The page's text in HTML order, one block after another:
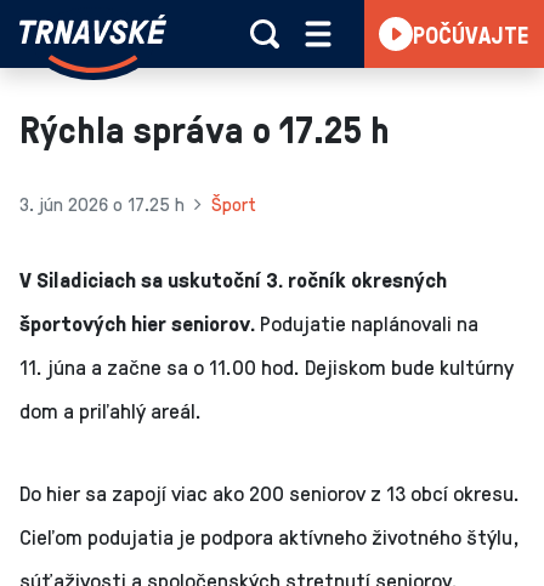
Skočiť na obsah
Trnavské
Vieme,
čo
deje
POČÚVAJTE
Rýchla správa o 17.25 h
3. jún 2026 o 17.25 h Šport
V Siladiciach sa uskutoční 3. ročník okresných
športových hier seniorov. Podujatie naplánovali na
11. júna a začne sa o 11.00 hod. Dejiskom bude kultúrny
dom a priľahlý areál.
Do hier sa zapojí viac ako 200 seniorov z 13 obcí okresu.
Cieľom podujatia je podpora aktívneho životného štýlu,
súťaživosti a spoločenských stretnutí seniorov.